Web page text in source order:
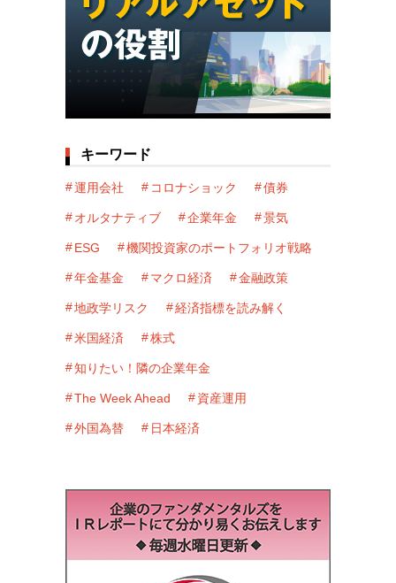
キーワード
運用会社 コロナショック 債券
オルタナティブ 企業年金 景気
ESG 機関投資家のポートフォリオ戦略
年金基金 マクロ経済 金融政策
地政学リスク 経済指標を読み解く
米国経済 株式
知りたい！隣の企業年金
The Week Ahead 資産運用
外国為替 日本経済